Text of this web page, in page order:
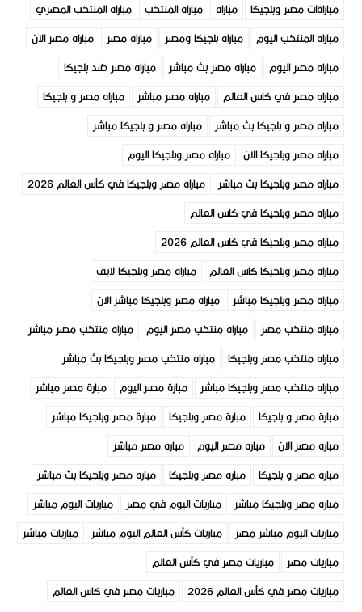
مباراةات مصر وبلجيكا
مباراه مباراه المنتخب
مباراه المنتخب المصري
مباراه المنتخب اليوم
مباراه بلجيكا ومصر مباراه مصر
مباراه مصر الان
مباراه مصر اليوم
مباراه مصر بث مباشر
مباراه مصر ضد بلجيكا
مباراه مصر في كاس العالم
مباراه مصر مباشر
مباراه مصر و بلجيكا
مباراه مصر و بلجيكا بث مباشر
مباراه مصر و بلجيكا مباشر
مباراه مصر وبلجيكا الان
مباراه مصر وبلجيكا اليوم
مباراه مصر وبلجيكا بث مباشر
مباراه مصر وبلجيكا في كأس العالم 2026
مباراه مصر وبلجيكا في كاس العالم
مباراه مصر وبلجيكا في كاس العالم 2026
مباراه مصر وبلجيكا كاس العالم
مباراه مصر وبلجيكا لايف
مباراه مصر وبلجيكا مباشر
مباراه مصر وبلجيكا مباشر الان
مباراه منتخب مصر
مباراه منتخب مصر اليوم
مباراه منتخب مصر مباشر
مباراه منتخب مصر وبلجيكا
مباراه منتخب مصر وبلجيكا بث مباشر
مباراه منتخب مصر وبلجيكا مباشر
مبارة مصر اليوم
مبارة مصر مباشر
مبارة مصر و بلجيكا
مبارة مصر وبلجيكا
مبارة مصر وبلجيكا مباشر
مباره مصر الان
مباره مصر اليوم
مباره مصر مباشر
مباره مصر و بلجيكا
مباره مصر وبلجيكا
مباره مصر وبلجيكا بث مباشر
مباره مصر وبلجيكا مباشر
مباريات اليوم في مصر
مباريات اليوم مباشر
مباريات اليوم مباشر مصر
مباريات كأس العالم اليوم مباشر
مباريات مباشر
مباريات مصر
مباريات مصر في كأس العالم
مباريات مصر في كأس العالم 2026
مباريات مصر في كاس العالم